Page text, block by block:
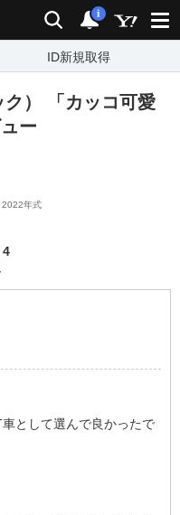
検索 通知
i
ID新規取得
） 「カッコ可愛
ー
2022年式
4
として選んで良かったで